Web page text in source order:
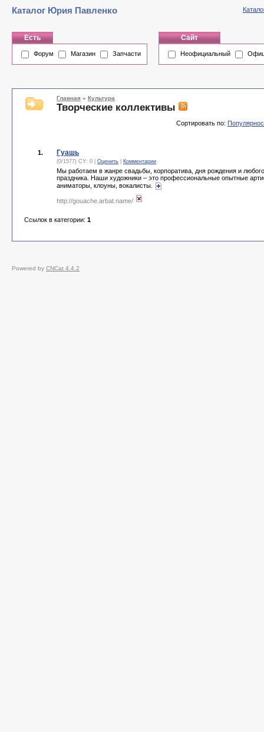
Каталог Юрия Павленко
Есть
Форум Магазин Запчасти
Сайт
Неофициальный
Главная » Культура
Творческие коллективы
Сортировать по:
1. Гуашь
(0/1577) CY: 0 | Оценить Комментарии
Мы работаем в жанре свадьбы, корпоратива, дня рождения и любого
праздника. Наши художники – это профессиональные опытные
аниматоры, клоуны, вокалисты.
http://gouache.arbat.name/
Ссылок в категории: 1
Powered by CNCat 4.4.2